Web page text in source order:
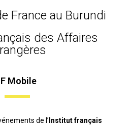
France au Burundi
des Affaires
Mobile
de l’Institut français